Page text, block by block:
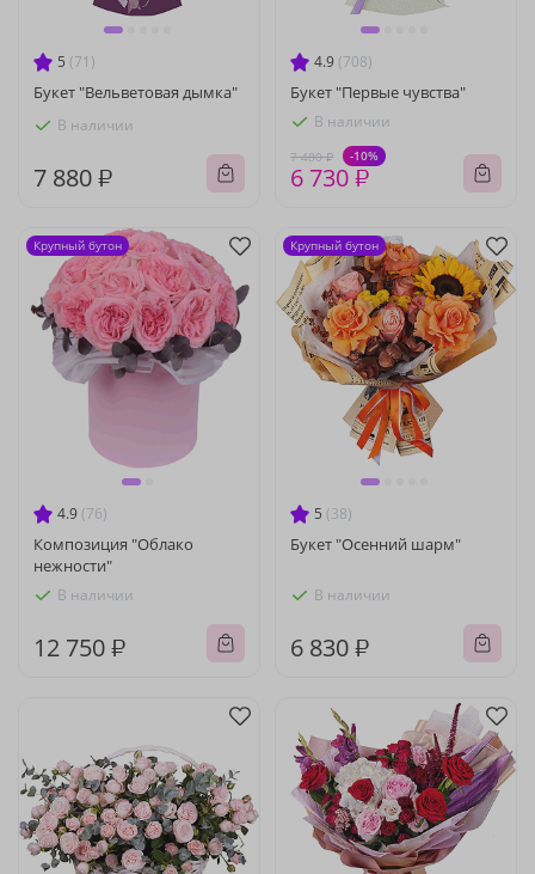
5 (71)
Букет "Вельветовая дымка"
В наличии
7 880 ₽
4.9 (708)
Букет "Первые чувства"
В наличии
7 480 ₽ -10%
6 730 ₽
4.9 (76)
Композиция "Облако
нежности"
В наличии
12 750 ₽
Крупный бутон
5 (38)
Букет "Осенний шарм"
В наличии
6 830 ₽
Крупный бутон